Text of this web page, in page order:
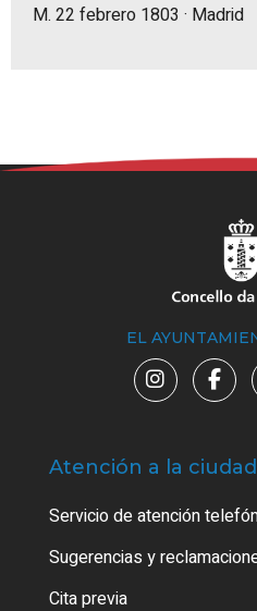
M. 22 febrero 1803 · Madrid
EL
Atención a la
Servicio de atención
Sugerencias y
Cita previa